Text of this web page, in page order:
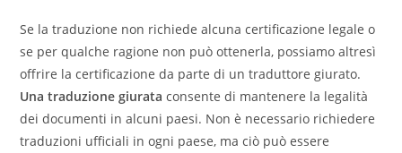
Se la traduzione non richiede alcuna certificazione legale o
se per qualche ragione non può ottenerla, possiamo altresì
offrire la certificazione da parte di un traduttore giurato.
Una traduzione giurataconsente di mantenere la legalità
dei documenti in alcuni paesi. Non è necessario richiedere
traduzioni ufficiali in ogni paese, ma ciò può essere